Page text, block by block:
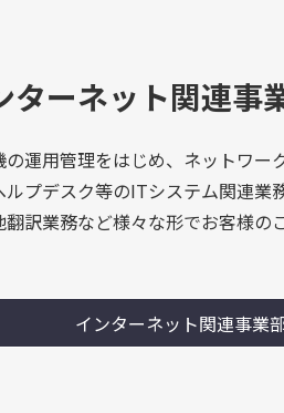
ターネット関連事
の運用管理をはじめ、ネットワー
プデスク等のITシステム関連業
翻訳業務など様々な形でお客様の
インターネット関連事業